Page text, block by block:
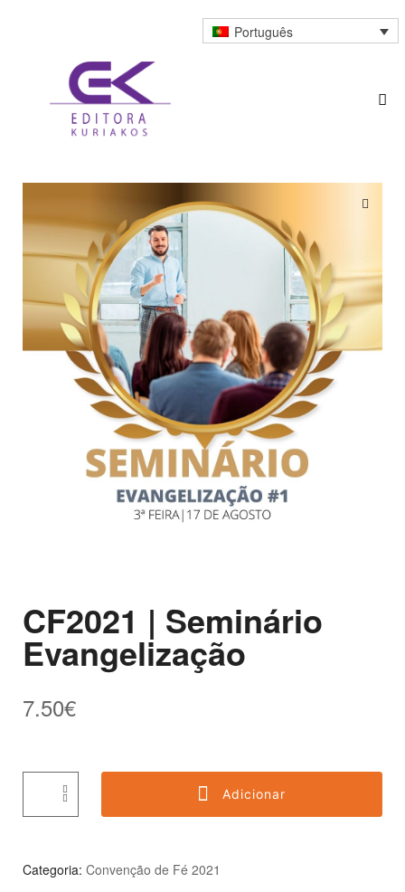
Português
CF2021 | Seminário
Evangelização
7.50€
Adicionar
Categoria: Convenção de Fé 2021